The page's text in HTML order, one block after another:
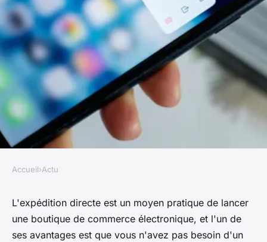
Quel produit dropshipping
2022 ?
Accueil›Actu
L'expédition directe est un moyen pratique de lancer
une boutique de commerce électronique, et l'un de
ses avantages est que vous n'avez pas besoin d'un